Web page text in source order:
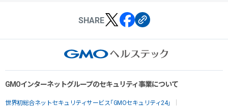
SHARE
GMOインターネットグループのセキュリティ事業について
世界初総合ネットセキュリティサービス「GMOセキュリティ24」